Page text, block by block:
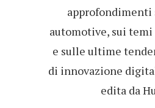
approfondimenti
automotive, sui
e sulle ultime
di innovazione
edita da